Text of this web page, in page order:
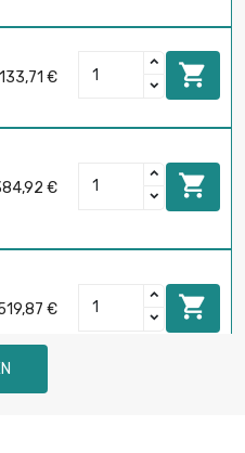
€ 
€ 
€ 